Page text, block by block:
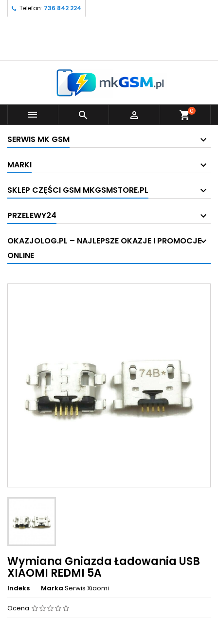
Telefon: 736 842 224
   shopping_cart0
SERWIS MK GSM
MARKI
SKLEP CZĘŚCI GSM MKGSMSTORE.PL
PRZELEWY24
OKAZJOLOG.PL – NAJLEPSZE OKAZJE I PROMOCJE
ONLINE
Wymiana Gniazda Ładowania USB
XIAOMI REDMI 5A
Indeks Marka Serwis Xiaomi
Ocena